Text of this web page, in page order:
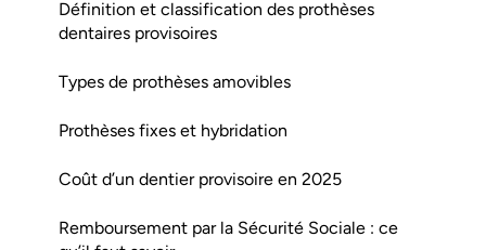
Définition et classification des prothèses
dentaires provisoires
Types de prothèses amovibles
Prothèses fixes et hybridation
Coût d’un dentier provisoire en 2025
Remboursement par la Sécurité Sociale : ce